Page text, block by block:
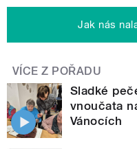
Jak nás
VÍCE Z POŘADU
Sladké
vnoučata
Vánocích